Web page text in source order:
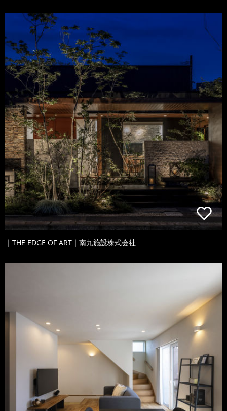
｜THE EDGE OF ART｜南九施設株式会社